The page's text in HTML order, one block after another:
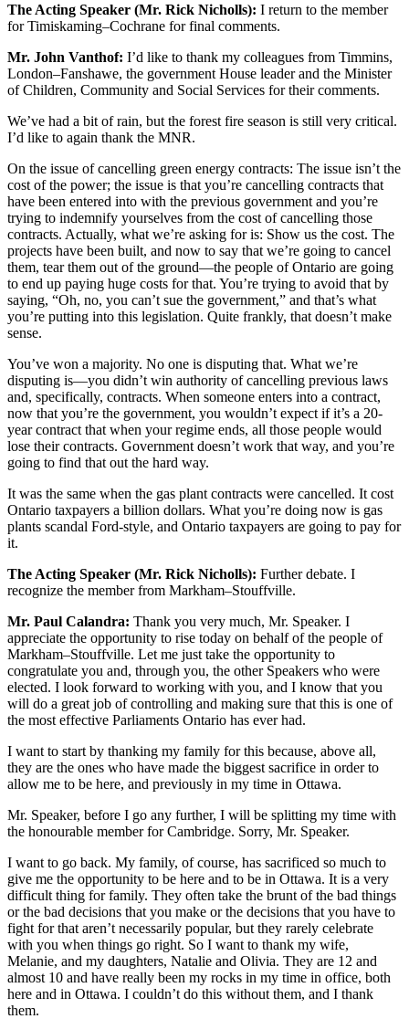
The Acting Speaker (Mr. Rick Nicholls): I return to the member
for Timiskaming–Cochrane for final comments.
Mr. John Vanthof: I’d like to thank my colleagues from Timmins,
London–Fanshawe, the government House leader and the Minister
of Children, Community and Social Services for their comments.
We’ve had a bit of rain, but the forest fire season is still very critical.
I’d like to again thank the MNR.
On the issue of cancelling green energy contracts: The issue isn’t the
cost of the power; the issue is that you’re cancelling contracts that
have been entered into with the previous government and you’re
trying to indemnify yourselves from the cost of cancelling those
contracts. Actually, what we’re asking for is: Show us the cost. The
projects have been built, and now to say that we’re going to cancel
them, tear them out of the ground—the people of Ontario are going
to end up paying huge costs for that. You’re trying to avoid that by
saying, “Oh, no, you can’t sue the government,” and that’s what
you’re putting into this legislation. Quite frankly, that doesn’t make
sense.
You’ve won a majority. No one is disputing that. What we’re
disputing is—you didn’t win authority of cancelling previous laws
and, specifically, contracts. When someone enters into a contract,
now that you’re the government, you wouldn’t expect if it’s a 20-
year contract that when your regime ends, all those people would
lose their contracts. Government doesn’t work that way, and you’re
going to find that out the hard way.
It was the same when the gas plant contracts were cancelled. It cost
Ontario taxpayers a billion dollars. What you’re doing now is gas
plants scandal Ford-style, and Ontario taxpayers are going to pay for
it.
The Acting Speaker (Mr. Rick Nicholls): Further debate. I
recognize the member from Markham–Stouffville.
Mr. Paul Calandra: Thank you very much, Mr. Speaker. I
appreciate the opportunity to rise today on behalf of the people of
Markham–Stouffville. Let me just take the opportunity to
congratulate you and, through you, the other Speakers who were
elected. I look forward to working with you, and I know that you
will do a great job of controlling and making sure that this is one of
the most effective Parliaments Ontario has ever had.
I want to start by thanking my family for this because, above all,
they are the ones who have made the biggest sacrifice in order to
allow me to be here, and previously in my time in Ottawa.
Mr. Speaker, before I go any further, I will be splitting my time with
the honourable member for Cambridge. Sorry, Mr. Speaker.
I want to go back. My family, of course, has sacrificed so much to
give me the opportunity to be here and to be in Ottawa. It is a very
difficult thing for family. They often take the brunt of the bad things
or the bad decisions that you make or the decisions that you have to
fight for that aren’t necessarily popular, but they rarely celebrate
with you when things go right. So I want to thank my wife,
Melanie, and my daughters, Natalie and Olivia. They are 12 and
almost 10 and have really been my rocks in my time in office, both
here and in Ottawa. I couldn’t do this without them, and I thank
them.